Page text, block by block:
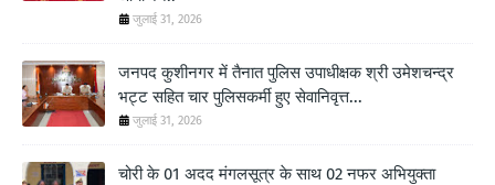
जुलाई 31, 2026
जनपद कुशीनगर में तैनात पुलिस उपाधीक्षक श्री उमेशचन्द्र
भट्ट सहित चार पुलिसकर्मी हुए सेवानिवृत्त...
जुलाई 31, 2026
चोरी के 01 अदद मंगलसूत्र के साथ 02 नफर अभियुक्ता